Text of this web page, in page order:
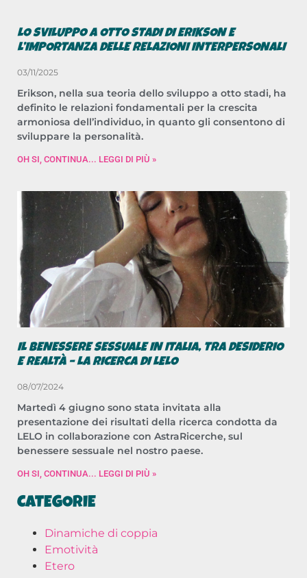
LO SVILUPPO A OTTO STADI DI ERIKSON E
L’IMPORTANZA DELLE RELAZIONI INTERPERSONALI
03/11/2025
Erikson, nella sua teoria dello sviluppo a otto stadi, ha
definito le relazioni fondamentali per la crescita
armoniosa dell’individuo, in quanto gli consentono di
sviluppare la personalità.
OH SI, CONTINUA... LEGGI DI PIÙ »
IL BENESSERE SESSUALE IN ITALIA, TRA DESIDERIO
E REALTÀ – LA RICERCA DI LELO
08/07/2024
Martedì 4 giugno sono stata invitata alla
presentazione dei risultati della ricerca condotta da
LELO in collaborazione con AstraRicerche, sul
benessere sessuale nel nostro paese.
OH SI, CONTINUA... LEGGI DI PIÙ »
CATEGORIE
Dinamiche di coppia
Emotività
Etero